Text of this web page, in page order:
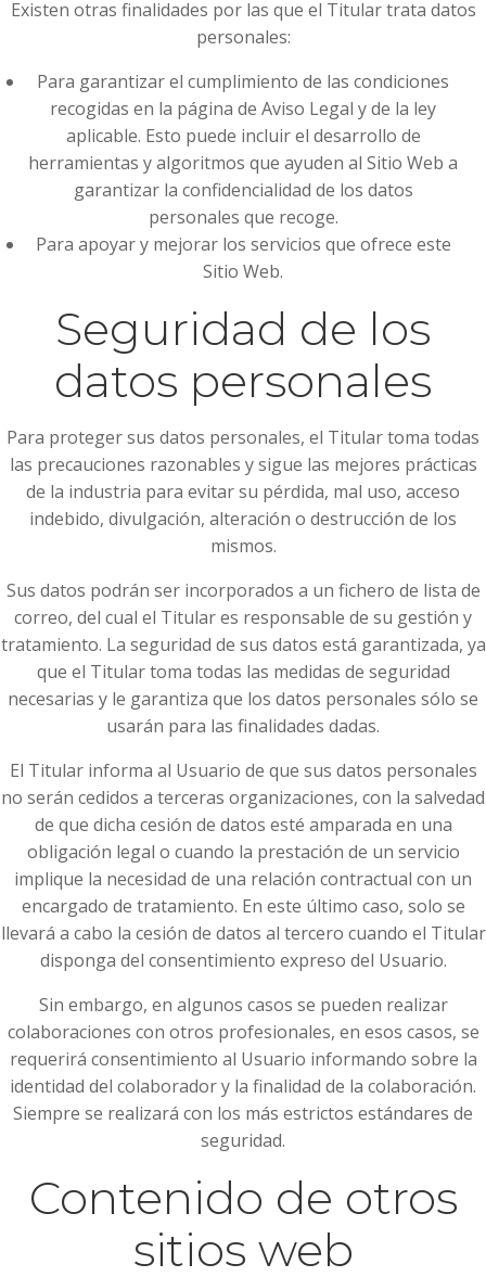
Existen otras finalidades por las que el Titular trata datos
personales:
Para garantizar el cumplimiento de las condiciones
recogidas en la página de Aviso Legal y de la ley
aplicable. Esto puede incluir el desarrollo de
herramientas y algoritmos que ayuden al Sitio Web a
garantizar la confidencialidad de los datos
personales que recoge.
Para apoyar y mejorar los servicios que ofrece este
Sitio Web.
Seguridad de los
datos personales
Para proteger sus datos personales, el Titular toma todas
las precauciones razonables y sigue las mejores prácticas
de la industria para evitar su pérdida, mal uso, acceso
indebido, divulgación, alteración o destrucción de los
mismos.
Sus datos podrán ser incorporados a un fichero de lista de
correo, del cual el Titular es responsable de su gestión y
tratamiento. La seguridad de sus datos está garantizada, ya
que el Titular toma todas las medidas de seguridad
necesarias y le garantiza que los datos personales sólo se
usarán para las finalidades dadas.
El Titular informa al Usuario de que sus datos personales
no serán cedidos a terceras organizaciones, con la salvedad
de que dicha cesión de datos esté amparada en una
obligación legal o cuando la prestación de un servicio
implique la necesidad de una relación contractual con un
encargado de tratamiento. En este último caso, solo se
llevará a cabo la cesión de datos al tercero cuando el Titular
disponga del consentimiento expreso del Usuario.
Sin embargo, en algunos casos se pueden realizar
colaboraciones con otros profesionales, en esos casos, se
requerirá consentimiento al Usuario informando sobre la
identidad del colaborador y la finalidad de la colaboración.
Siempre se realizará con los más estrictos estándares de
seguridad.
Contenido de otros
sitios web